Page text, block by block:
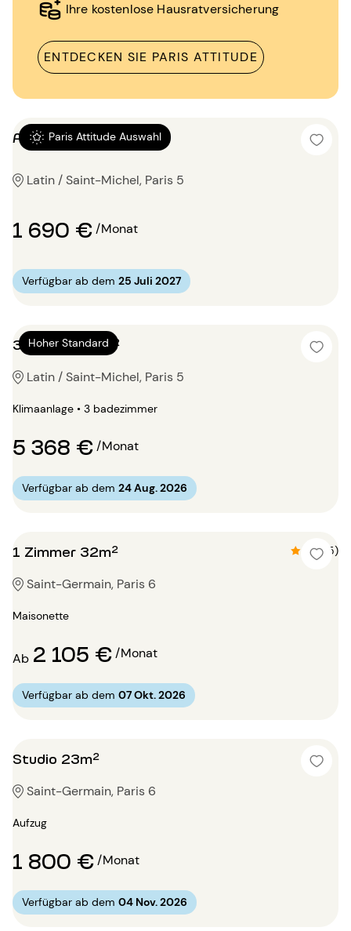
Ihre kostenlose Hausratversicherung
ENTDECKEN SIE PARIS ATTITUDE
Paris Attitude Auswahl
Alkovenwohnung 28m²
Latin / Saint-Michel, Paris 5
1 690 €/Monat
Verfügbar ab dem 25 Juli 2027
Hoher Standard
3 Zimmer 87m²
Latin / Saint-Michel, Paris 5
Klimaanlage • 3 badezimmer
5 368 €/Monat
Verfügbar ab dem 24 Aug. 2026
1 Zimmer 32m² 4.8 (5)
Saint-Germain, Paris 6
Maisonette
Ab 2 105 €/Monat
Verfügbar ab dem 07 Okt. 2026
Studio 23m²
Saint-Germain, Paris 6
Aufzug
1 800 €/Monat
Verfügbar ab dem 04 Nov. 2026